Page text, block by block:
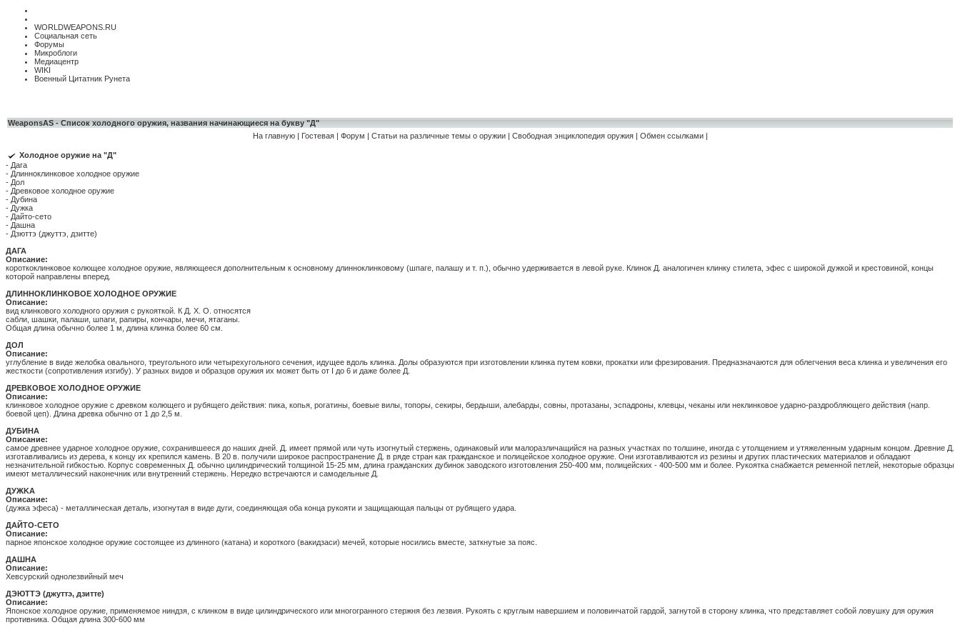
WORLDWEAPONS.RU
Социальная сеть
Форумы
Микроблоги
Медиацентр
WIKI
Военный Цитатник Рунета
WeaponsAS - Список холодного оружия, названия начинающиеся на букву "Д"
На главную| Гостевая| Форум | Статьи на различные темы о оружии | Свободная энциклопедия оружия| Обмен ссылками|
Холодное оружие на "Д"
- Дага
- Длинноклинковое холодное оружие
- Дол
- Древковое холодное оружие
- Дубина
- Дужка
- Дайто-сето
- Дашна
- Дзюттэ (джуттэ, дзитте)
ДАГА
Описание:
короткоклинковое колющее холодное оружие, являющееся дополнительным к основному длинноклинковому (шпаге, палашу и т. п.), обычно удерживается в левой руке. Клинок Д. аналогичен клинку стилета, эфес с широкой дужкой и крестовиной, концы
которой направлены вперед.
ДЛИННОКЛИНКОВОЕ ХОЛОДНОЕ ОРУЖИЕ
Описание:
вид клинкового холодного оружия с рукояткой. К Д. Х. О. относятся
сабли, шашки, палаши, шпаги, рапиры, кончары, мечи, ятаганы.
Общая длина обычно более 1 м, длина клинка более 60 см.
ДОЛ
Описание:
углубление в виде желобка овального, треугольного или четырехугольного сечения, идущее вдоль клинка. Долы образуются при изготовлении клинка путем ковки, прокатки или фрезирования. Предназначаются для облегчения веса клинка и увеличения его
жесткости (сопротивления изгибу). У разных видов и образцов оружия их может быть от I до 6 и даже более Д.
ДРЕВКОВОЕ ХОЛОДНОЕ ОРУЖИЕ
Описание:
клинковое холодное оружие с древком колющего и рубящего действия: пика, копья, рогатины, боевые вилы, топоры, секиры, бердыши, алебарды, совны, протазаны, эспадроны, клевцы, чеканы или неклинковое ударно-раздробляющего действия (напр.
боевой цеп). Длина древка обычно от 1 до 2,5 м.
ДУБИНА
Описание:
самое древнее ударное холодное оружие, сохранившееся до наших дней. Д. имеет прямой или чуть изогнутый стержень, одинаковый или малоразличащийся на разных участках по толшине, иногда с утолщением и утяжеленным ударным концом. Древние Д.
изготавливались из дерева, к концу их крепился камень. В 20 в. получили широкое распространение Д. в ряде стран как гражданское и полицейское холодное оружие. Они изготавливаются из резины и других пластических материалов и обладают
незначительной гибкостью. Корпус современных Д. обычно цилиндрический толщиной 15-25 мм, длина гражданских дубинок заводского изготовления 250-400 мм, полицейских - 400-500 мм и более. Рукоятка снабжается ременной петлей, некоторые образцы
имеют металлический наконечник или внутренний стержень. Нередко встречаются и самодельные Д.
ДУЖKА
Описание:
(дужка эфеса) - металлическая деталь, изогнутая в виде дуги, соединяющая оба конца рукояти и защищающая пальцы от рубящего удара.
ДАЙТО-СЕТО
Описание:
парное японское холодное оружие состоящее из длинного (катана) и короткого (вакидзаси) мечей, которые носились вместе, заткнутые за пояс.
ДАШНА
Описание:
Хевсурский однолезвийный меч
ДЭЮТТЭ (джуттэ, дзитте)
Описание:
Японское холодное оружие, применяемое ниндзя, с клинком в виде цилиндрического или многогранного стержня без лезвия. Рукоять с круглым навершием и половинчатой гардой, загнутой в сторону клинка, что представляет собой ловушку для оружия
противника. Общая длина 300-600 мм